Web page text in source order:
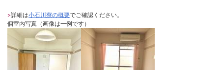
詳細は小石川寮の概要でご確認ください。
個室内写真（画像は一例です）